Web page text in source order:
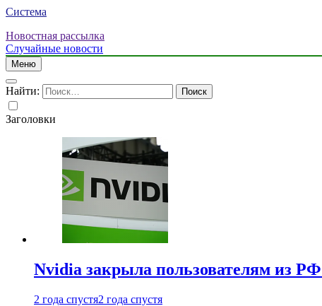
Система
Новостная рассылка
Случайные новости
Меню
Найти:
Заголовки
Nvidia закрыла пользователям из
2 года спустя2 года спустя